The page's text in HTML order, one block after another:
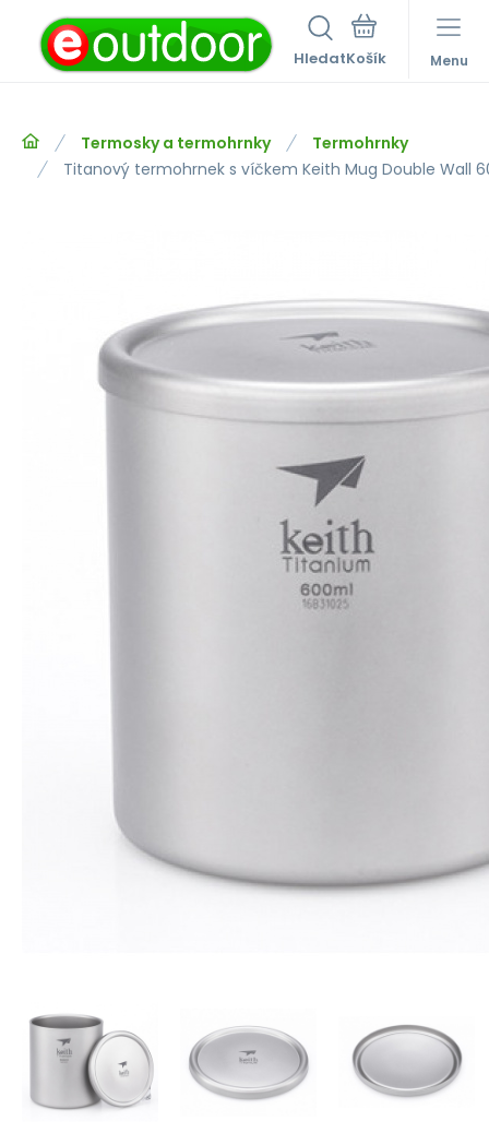
Hledat Menu
Termosky a termohrnky
Termohrnky
Titanový termohrnek s víčkem Keith Mug Double Wall